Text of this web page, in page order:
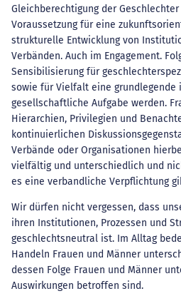
Gleichberechtigung der
Voraussetzung für eine
strukturelle Entwicklung von
Verbänden. Auch im Engagement.
Sensibilisierung für
sowie für Vielfalt eine
gesellschaftliche Aufgabe werden.
Hierarchien, Privilegien und
kontinuierlichen
Verbände oder Organisationen
vielfältig und unterschiedlich und
es eine verbandliche Verpflichtung
Wir dürfen nicht vergessen, dass
ihren Institutionen, Prozessen und
geschlechtsneutral ist. Im Alltag
Handeln Frauen und Männer
dessen Folge Frauen und Männer
Auswirkungen betroffen sind.